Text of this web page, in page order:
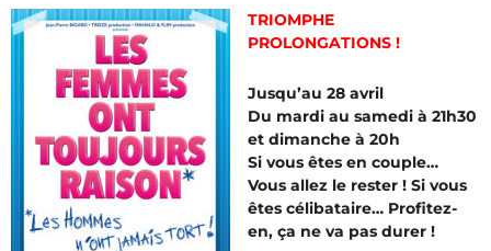
TRIOMPHE
PROLONGATIONS !
Jusqu’au 28 avril
Du mardi au samedi à 21h30
et dimanche à 20h
Si vous êtes en couple…
Vous allez le rester ! Si vous
êtes célibataire… Profitez-
en, ça ne va pas durer !